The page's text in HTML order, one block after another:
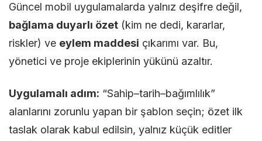
Güncel mobil uygulamalarda yalnız deşifre değil,
bağlama duyarlı özet (kim ne dedi, kararlar,
riskler) ve eylem maddesi çıkarımı var. Bu,
yönetici ve proje ekiplerinin yükünü azaltır.
Uygulamalı adım: “Sahip–tarih–bağımlılık”
alanlarını zorunlu yapan bir şablon seçin; özet ilk
taslak olarak kabul edilsin, yalnız küçük editler